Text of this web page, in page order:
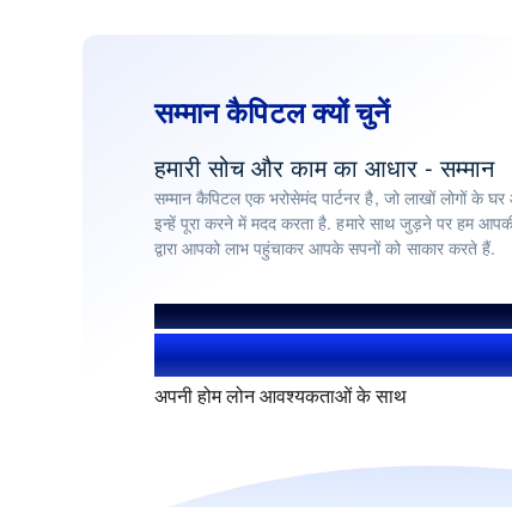
सम्मान कैपिटल क्यों चुनें
हमारी सोच और काम का आधार - सम्मान
सम्मान कैपिटल एक भरोसेमंद पार्टनर है, जो लाखों लोगों के
इन्हें पूरा करने में मदद करता है. हमारे साथ जुड़ने पर हम
द्वारा आपको लाभ पहुंचाकर आपके सपनों को साकार करते हैं.
हमसे हुए लाभान्वित
1.4+ मिलियन यूज़र्स
अपनी होम लोन आवश्यकताओं के साथ